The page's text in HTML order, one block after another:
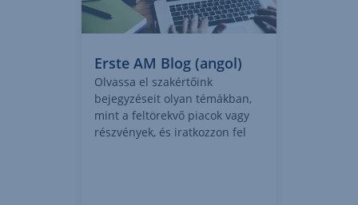
Erste AM Blog (angol)
Olvassa el szakértőink
bejegyzéseit olyan témákban,
mint a feltörekvő piacok vagy
részvények, és iratkozzon fel